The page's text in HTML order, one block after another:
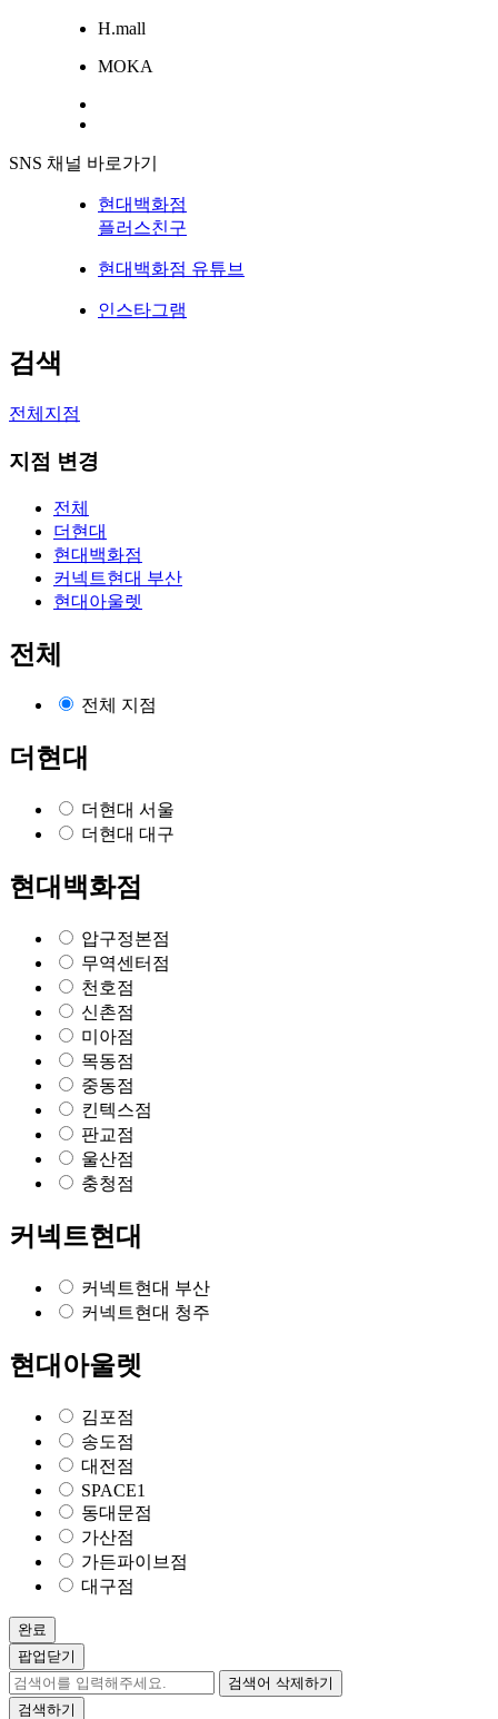
H.mall
MOKA
SNS 채널 바로가기
현대백화점
플러스친구
현대백화점 유튜브
인스타그램
검색
전체지점
지점 변경
전체
더현대
현대백화점
커넥트현대 부산
현대아울렛
전체
전체 지점
더현대
더현대 서울
더현대 대구
현대백화점
압구정본점
무역센터점
천호점
신촌점
미아점
목동점
중동점
킨텍스점
판교점
울산점
충청점
커넥트현대
커넥트현대 부산
커넥트현대 청주
현대아울렛
김포점
송도점
대전점
SPACE1
동대문점
가산점
가든파이브점
대구점
완료
팝업닫기
검색어 삭제하기
검색하기